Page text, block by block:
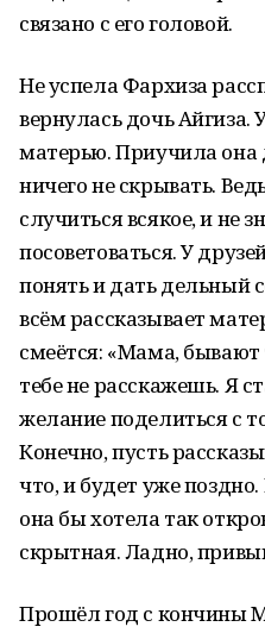
связано с его головой.
Не успела Фархиза
вернулась дочь Айгиза.
матерью. Приучила она
ничего не скрывать.
случиться всякое, и не
посоветоваться. У
понять и дать дельный
всём рассказывает
смеётся: «Мама, бывают
тебе не расскажешь. Я
желание поделиться с
Конечно, пусть
что, и будет уже поздно.
она бы хотела так
скрытная. Ладно,
Прошёл год с кончины